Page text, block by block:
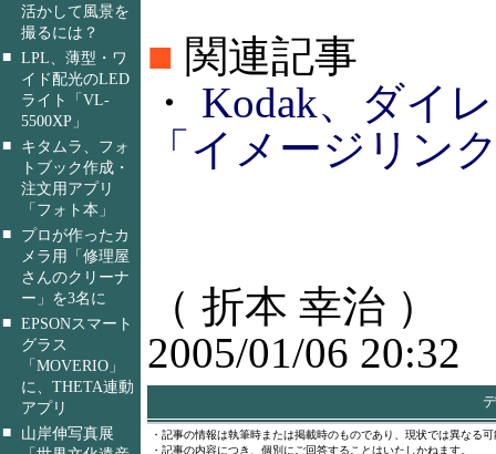
活かして風景を
撮るには？
■ LPL、薄型・ワ
イド配光のLED
ライト「VL-
5500XP」
■
キタムラ、フォ
トブック作成・
注文用アプリ
「フォト本」
■
プロが作ったカ
メラ用「修理屋
さんのクリーナ
ー」を3名に
■ EPSONスマート
グラス
「MOVERIO」
に、THETA連動
アプリ
■
山岸伸写真展
■ 関連記事
・ Kodak、ダイ
「イメージリン
（ 折本 幸治 ）
2005/01/06 20:32
・記事の情報は執筆時または掲載時のものであり、現状では異なる
・記事の内容につき、個別にご回答することはいたしかねます。